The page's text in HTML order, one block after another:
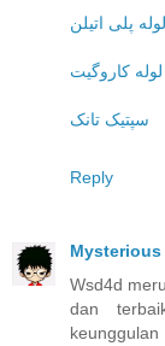
پلی اتیلن
کاروگیت
سپتیک تانک
Reply
Mysterious
Wsd4d
dan